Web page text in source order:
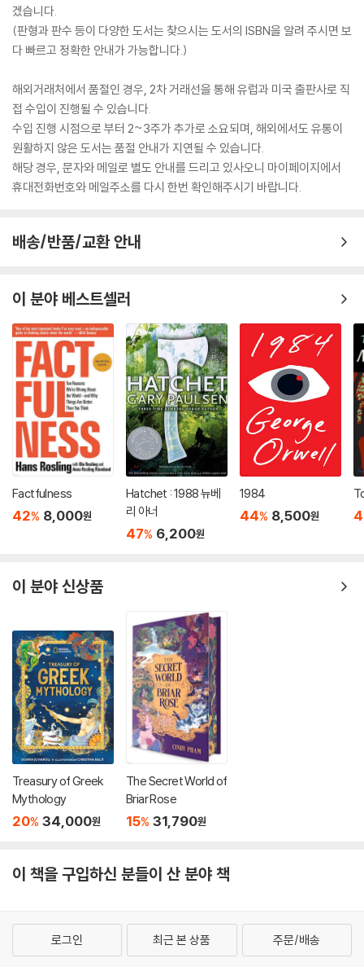
겠습니다.
(판형과 판수 등이 다양한 도서는 찾으시는 도서의 ISBN을 알려 주시면 보
다 빠르고 정확한 안내가 가능합니다.)
해외거래처에서 품절인 경우, 2차 거래선을 통해 유럽과 미국 출판사로 직
접 수입이 진행될 수 있습니다.
수입 진행 시점으로 부터 2~3주가 추가로 소요되며, 해외에서도 유통이
원활하지 않은 도서는 품절 안내가 지연될 수 있습니다.
해당 경우, 문자와 메일로 별도 안내를 드리고 있사오니 마이페이지에서
휴대전화번호와 메일주소를 다시 한번 확인해주시기 바랍니다.
배송/반품/교환 안내
이 분야 베스트셀러
Factfulness
42% 8,000원
Hatchet : 1988 뉴베
리 아너
47% 6,200원
1984
44% 8,500원
이 분야 신상품
Treasury of Greek
Mythology
20% 34,000원
The Secret World of
Briar Rose
15% 31,790원
이 책을 구입하신 분들이 산 분야 책
로그인 최근 본 상품 주문/배송